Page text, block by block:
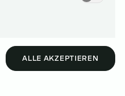
ALLE AKZEPTIEREN